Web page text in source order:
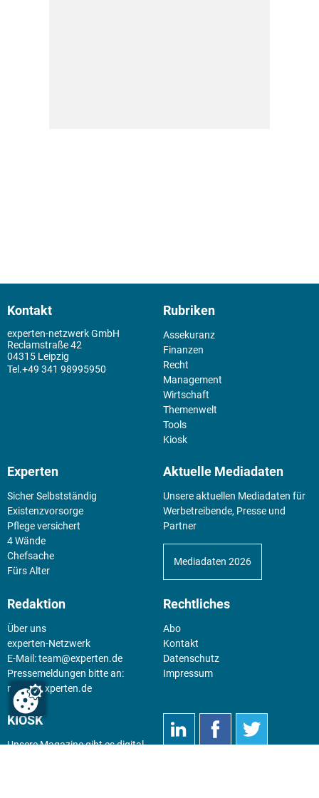
Kontakt
experten-netzwerk GmbH
Reclamstraße 42
04315 Leipzig
+49 341 98995950
Rubriken
Assekuranz
Finanzen
Recht
Management
Wirtschaft
Themenwelt
Tools
Kiosk
Experten
Sicher Selbstständig
Existenz­vorsorge
Pflege versichert
4 Wände
Chefsache
Fürs Alter
Aktuelle Mediadaten
Unsere aktuellen Mediadaten für
Werbetreibende, Presse und
Partner
Mediadaten 2026
Redaktion
Über uns
experten-Netzwerk
E-Mail:team@experten.de
Pressemeldungen bitte an:
news@experten.de
Rechtliches
Abo
Kontakt
Datenschutz
Impressum
KIOSK
Unsere Magazine gibt es digital